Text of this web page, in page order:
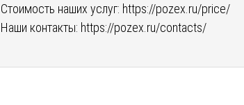
Стоимость наших услуг: https://pozex.ru/price/
Наши контакты: https://pozex.ru/contacts/